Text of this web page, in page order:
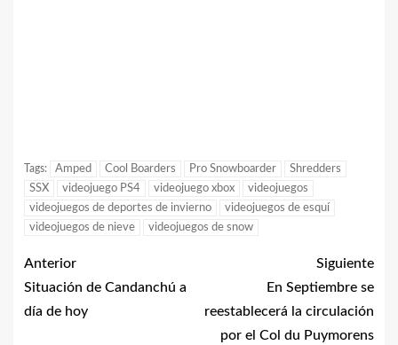
Tags: Amped Cool Boarders Pro Snowboarder
Shredders
SSX
videojuego PS4 videojuego xbox
videojuegos
videojuegos de deportes de invierno
videojuegos de esquí
videojuegos de nieve
videojuegos de snow
Anterior
Situación de Candanchú a
día de hoy
Siguiente
En Septiembre se
reestablecerá la circulación
por el Col du Puymorens